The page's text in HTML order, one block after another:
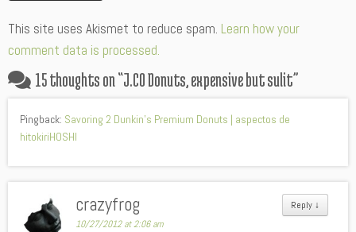
This site uses Akismet to reduce spam. Learn how your
comment data is processed.
15 thoughts on “J.CO Donuts, expensive but sulit”
Pingback: Savoring 2 Dunkin’s Premium Donuts | aspectos de
hitokiriHOSHI
Reply ↓
crazyfrog
10/27/2012 at 2:06 am